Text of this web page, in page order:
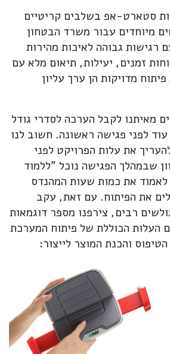
סטארט-אפ בשלבים קריטיים
מיוחדים עבור משרד הבטחון
רגישות גבוהה לאיכות מהירות
זמנים, יעילות, תיאום מלא עם
מדויקות הן ערך עליון
מאיתנו לקבל הערכה לסדרי גודל
לפני פגישה ראשונה. חשוב לנו
את עלות הפרויקט לפני
שבמהלך הפגישה נוכל "ללמוד
את כמות שעות המהנדס
את הפיתוח. עם זאת, עקב
רבים, צירפנו מספר דוגמאות
העלות הכוללת של פיתוח המערכת
והכנת המוצר לייצור: